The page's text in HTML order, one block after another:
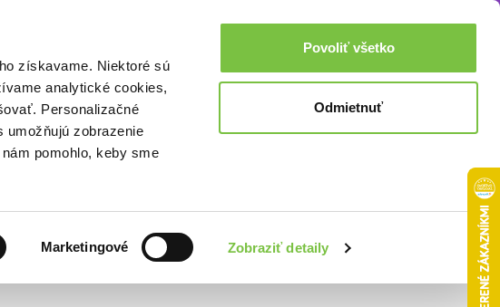
získavame. Niektoré sú
analytické cookies,
Personalizačné
umožňujú zobrazenie
pomohlo, keby sme
Marketingové Zobraziť detaily
Povoliť všetko
Odmietnuť
Prihlásenie 0,00€
Akcie a zľavy